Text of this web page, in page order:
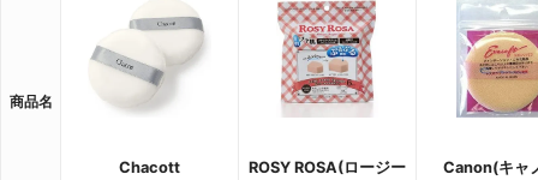
商品名
Chacott ROSY ROSA(ロージー Canon(キャ